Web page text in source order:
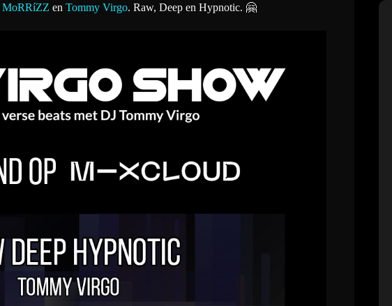
MoRRíZZ en Tommy Virgo. Raw, Deep en Hypnotic. 🤗